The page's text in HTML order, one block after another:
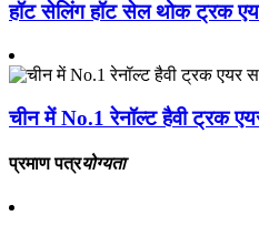
हॉट सेलिंग हॉट सेल थोक ट्रक
चीन में No.1 रेनॉल्ट हैवी ट्रक
प्रमाण पत्रयोग्यता